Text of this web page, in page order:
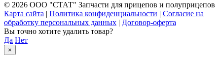
© 2026 ООО "СТАТ" Запчасти для прицепов и полуприцепов
Карта сайта | Политика конфиденциальности | Согласие на
обработку персональных данных | Договор-оферта
Вы точно хотите удалить товар?
Да Нет
×